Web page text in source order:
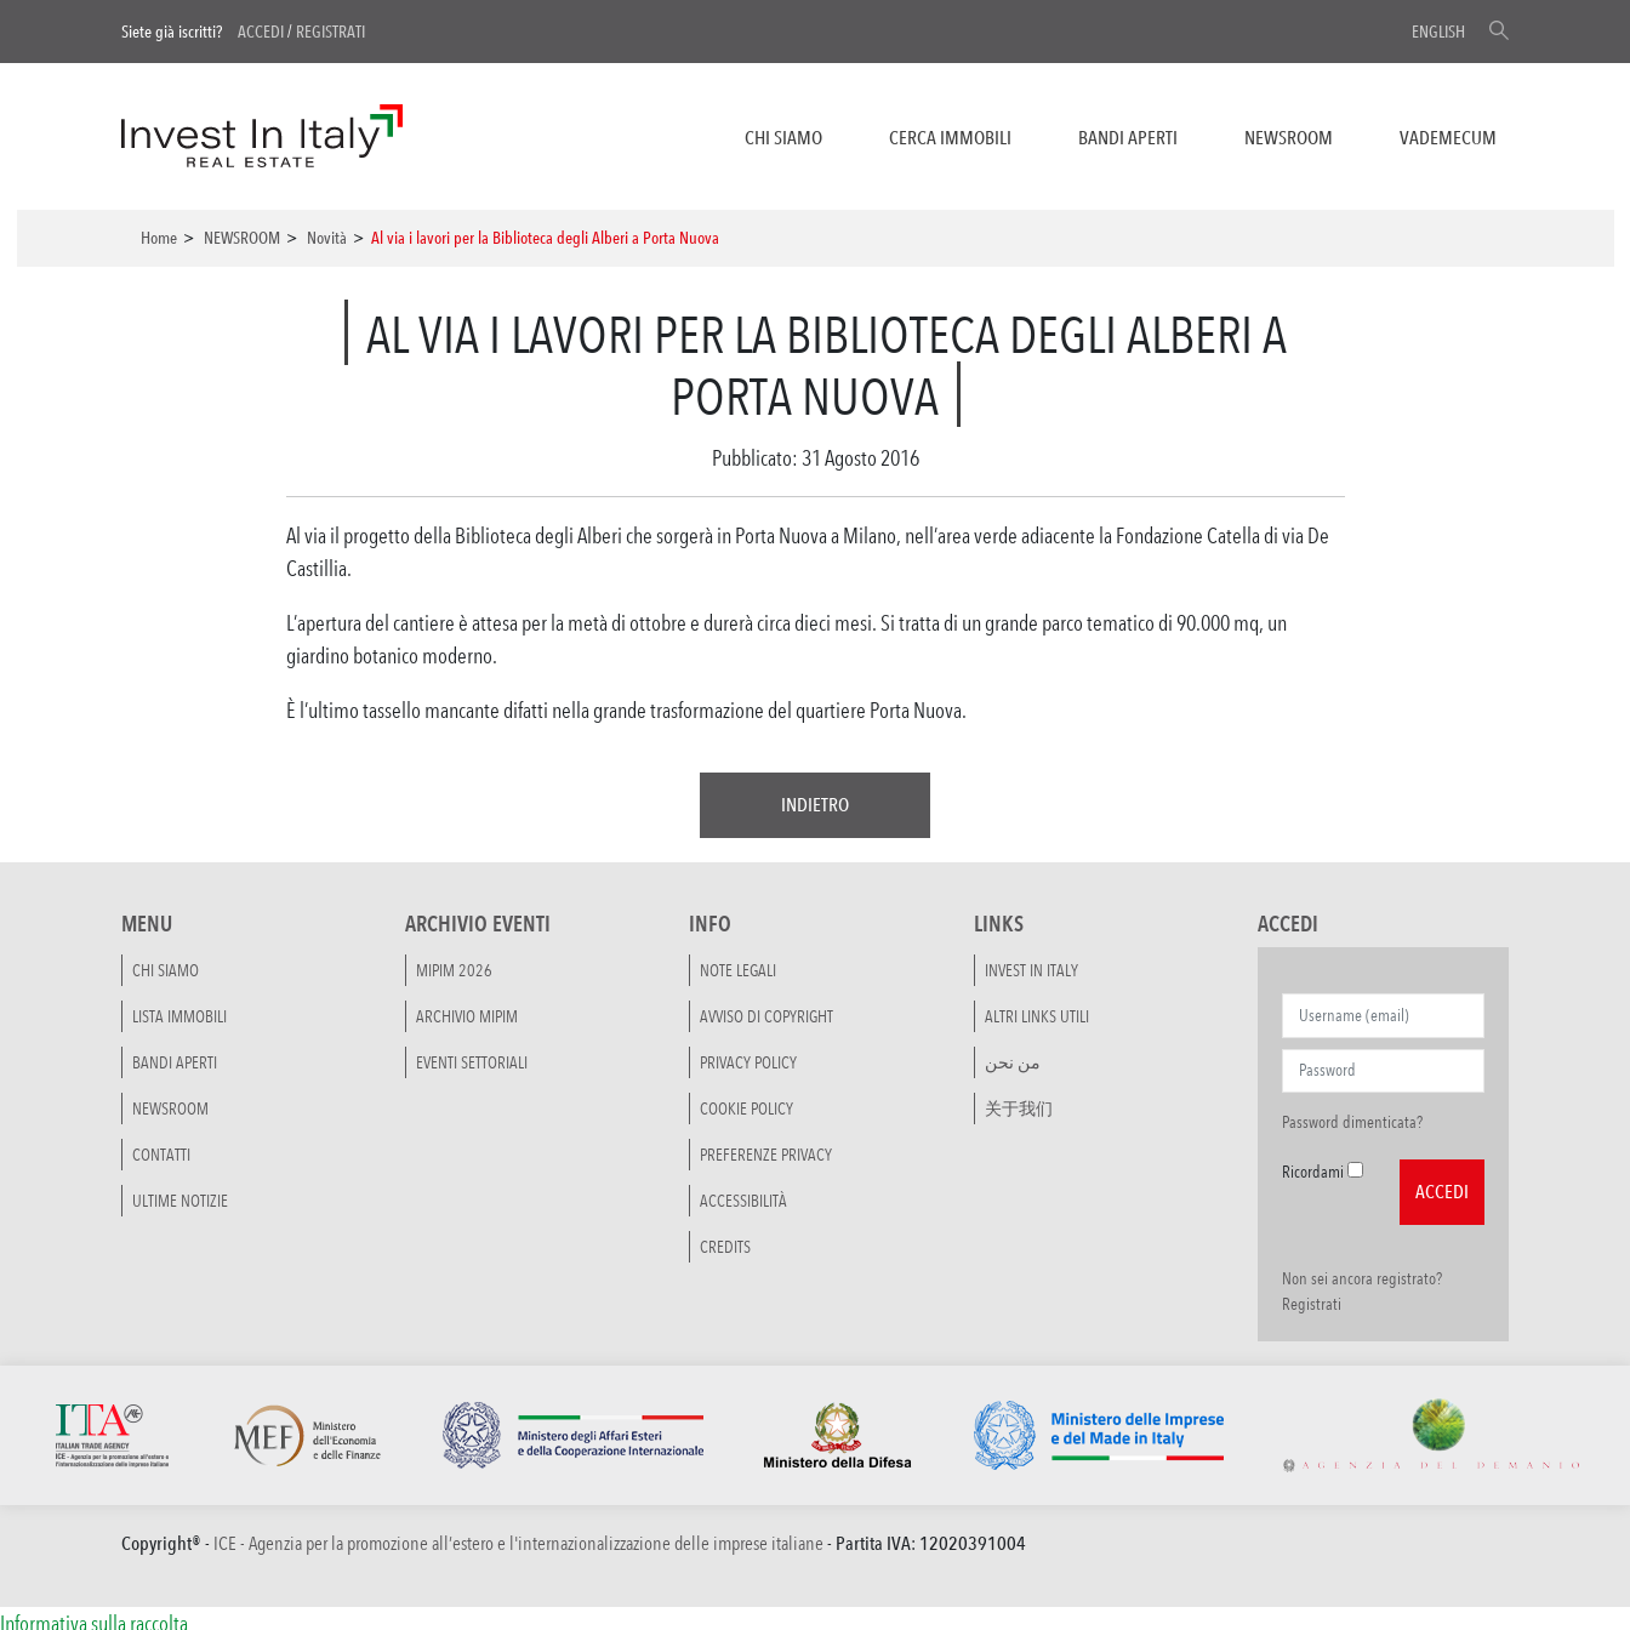
Siete già iscritti? ACCEDI/ REGISTRATI ENGLISH
CHI SIAMO CERCA IMMOBILI BANDI APERTI NEWSROOM VADEMECUM
Home > NEWSROOM > Novità > Al via i lavori per la Biblioteca degli Alberi a Porta Nuova
AL VIA I LAVORI PER LA BIBLIOTECA DEGLI ALBERI A
PORTA NUOVA
Pubblicato: 31 Agosto 2016
Al via il progetto della Biblioteca degli Alberi che sorgerà in Porta Nuova a Milano, nell’area verde adiacente la Fondazione Catella di via De
Castillia.
L’apertura del cantiere è attesa per la metà di ottobre e durerà circa dieci mesi. Si tratta di un grande parco tematico di 90.000 mq, un
giardino botanico moderno.
È l’ultimo tassello mancante difatti nella grande trasformazione del quartiere Porta Nuova.
INDIETRO
MENU
CHI SIAMO
LISTA IMMOBILI
BANDI APERTI
NEWSROOM
CONTATTI
ULTIME NOTIZIE
ARCHIVIO EVENTI
MIPIM 2026
ARCHIVIO MIPIM
EVENTI SETTORIALI
INFO
NOTE LEGALI
AVVISO DI COPYRIGHT
PRIVACY POLICY
COOKIE POLICY
PREFERENZE PRIVACY
ACCESSIBILITÀ
CREDITS
LINKS
INVEST IN ITALY
ALTRI LINKS UTILI
من نحن
关于我们
ACCEDI
Password dimenticata?
Ricordami
Non sei ancora registrato?
Registrati
Copyright® - ICE - Agenzia per la promozione all’estero e l'internazionalizzazione delle imprese italiane - Partita IVA: 12020391004
Informativa sulla raccolta